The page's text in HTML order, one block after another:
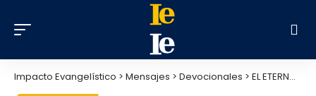
Impacto Evangelístico > Mensajes > Devocionales > EL ETERNO PROPÓSITO DE DIOS